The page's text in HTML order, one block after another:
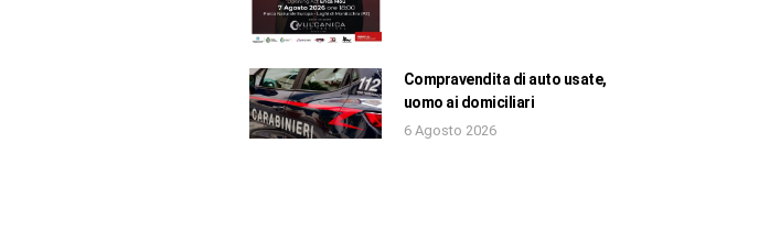
Compravendita di auto usate,
uomo ai domiciliari
6 Agosto 2026